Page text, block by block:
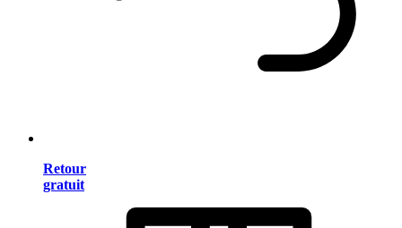
Retour
gratuit